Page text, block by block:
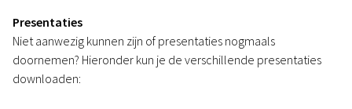
Presentaties
Niet aanwezig kunnen zijn of presentaties nogmaals
doornemen? Hieronder kun je de verschillende presentaties
downloaden: